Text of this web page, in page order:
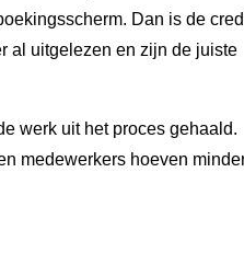
Dan is de
al uitgelezen en zijn de juiste
werk uit het proces gehaald.
medewerkers hoeven